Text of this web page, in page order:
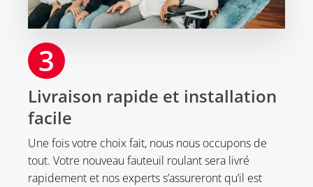
3
Livraison rapide et installation
facile
Une fois votre choix fait, nous nous occupons de
tout. Votre nouveau fauteuil roulant sera livré
rapidement et nos experts s’assureront qu’il est